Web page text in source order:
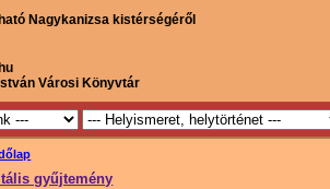
Nagykanizsa kistérségéről
Városi Könyvtár
gyűjtemény